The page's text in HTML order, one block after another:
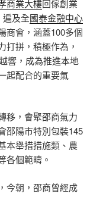
商業大樓回傢創業
遍及全國泰金融中心
商會，涵蓋100多個
打拼，積極作為，
響，成為推進本地
起配合的重要氣
移，會聚邵商氣力
邵陽市特別包裝145
本舉措措施類、農
各個範疇。
朝，邵商曾經成